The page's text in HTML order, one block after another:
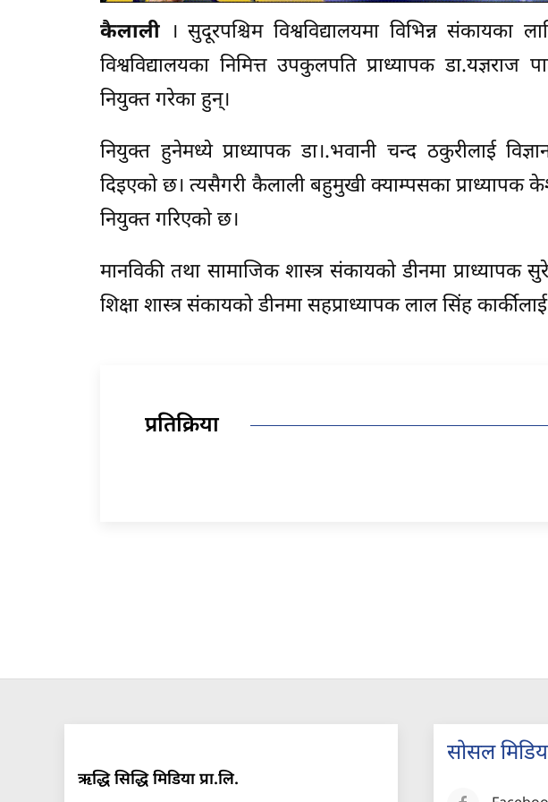
कैलाली । सुदूरपश्चिम विश्वविद्यालयमा विभिन्न संकायका
विश्वविद्यालयका निमित्त उपकुलपति प्राध्यापक
नियुक्त गरेका हुन्।
नियुक्त हुनेमध्ये प्राध्यापक डा।.भवानी चन्द ठकुरीलाई
दिइएको छ। त्यसैगरी कैलाली बहुमुखी क्याम्पसका प्राध्यापक
नियुक्त गरिएको छ।
मानविकी तथा सामाजिक शास्त्र संकायको डीनमा
शिक्षा शास्त्र संकायको डीनमा सहप्राध्यापक लाल सिंह
प्रतिक्रिया
ऋद्धि सिद्धि मिडिया प्रा.लि.
सोसल